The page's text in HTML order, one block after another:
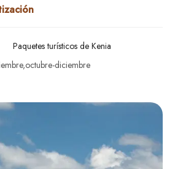
Paquetes turísticos de Kenia
diciembre